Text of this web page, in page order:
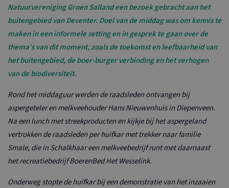
Natuurvereniging Groen Salland een bezoek gebracht aan het
buitengebied van Deventer. Doel van de middag was om kennis te
maken in een informele setting en in gesprek te gaan over de
thema’s van dit moment, zoals de toekomst en leefbaarheid van
het buitengebied, de boer-burger verbinding en het verhogen
van de biodiversiteit.
Rond het middaguur werden de raadsleden ontvangen bij
aspergeteler en melkveehouder Hans Nieuwenhuis in Diepenveen.
Na een lunch met streekproducten en kijkje bij het aspergeland
vertrokken de raadsleden per huifkar met trekker naar familie
Smale, die in Schalkhaar een melkveebedrijf runt met daarnaast
het recreatiebedrijf BoerenBed Het Wesselink.
Onderweg stopte de huifkar bij een demonstratie van het inzaaien